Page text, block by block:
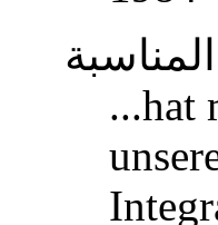
...hat